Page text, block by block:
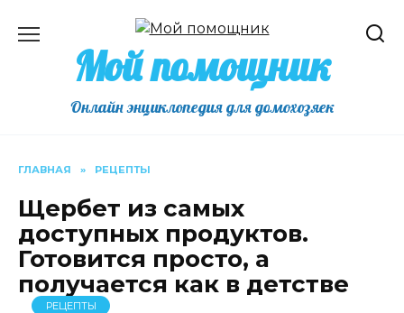
содержаниюМой помощник
Онлайн энциклопедия для домохозяек
ГЛАВНАЯ » РЕЦЕПТЫ
Щербет из самых
доступных продуктов.
Готовится просто, а
получается как в детстве
РЕЦЕПТЫ